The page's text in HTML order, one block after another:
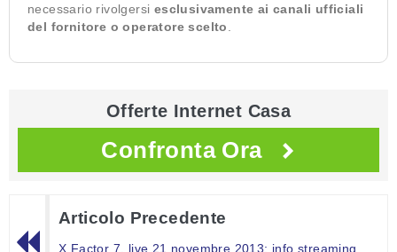
necessario rivolgersi esclusivamente ai canali ufficiali
del fornitore o operatore scelto
Offerte Internet Casa
Confronta Ora
Articolo Precedente
X Factor 7, live 21 novembre 2013: info streaming